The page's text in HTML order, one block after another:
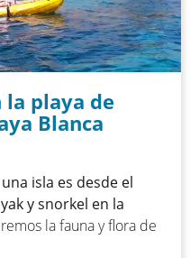
la playa de
Blanca
isla es desde el
y snorkel en la
la fauna y flora de